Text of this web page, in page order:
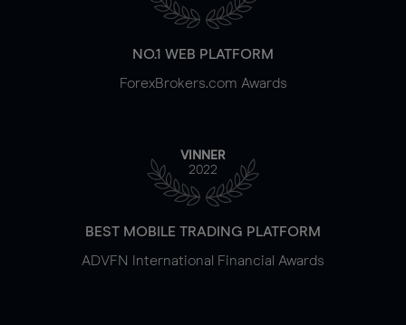
NO.1 WEB PLATFORM
ForexBrokers.com Awards
VINNER
2022
BEST MOBILE TRADING PLATFORM
ADVFN International Financial Awards